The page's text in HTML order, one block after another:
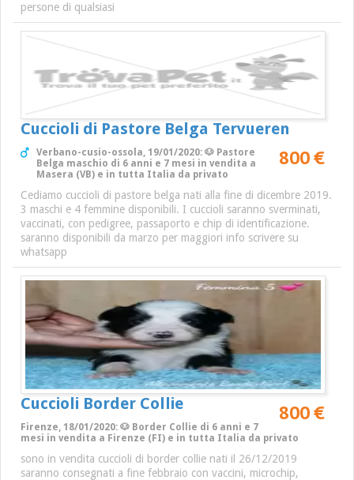
persone di qualsiasi
Cuccioli di Pastore Belga Tervueren
800 €
Verbano-cusio-ossola, 19/01/2020: 🐶 Pastore
Belga maschio di 6 anni e 7 mesi in vendita a
Masera (VB) e in tutta Italia da privato
Cediamo cuccioli di pastore belga nati alla fine di dicembre 2019.
3 maschi e 4 femmine disponibili. I cuccioli saranno sverminati,
vaccinati, con pedigree, passaporto e chip di identificazione.
saranno disponibili da marzo per maggiori info scrivere su
whatsapp
Cuccioli Border Collie 800 €
Firenze, 18/01/2020: 🐶 Border Collie di 6 anni e 7
mesi in vendita a Firenze (FI) e in tutta Italia da privato
sono in vendita cuccioli di border collie nati il 26/12/2019
saranno consegnati a fine febbraio con vaccini, microchip,